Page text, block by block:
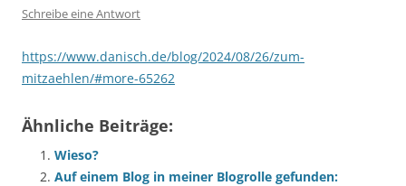
Schreibe eine Antwort
https://www.danisch.de/blog/2024/08/26/zum-
mitzaehlen/#more-65262
Ähnliche Beiträge:
Wieso?
Auf einem Blog in meiner Blogrolle gefunden: